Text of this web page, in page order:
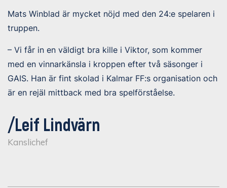
Mats Winblad är mycket nöjd med den 24:e spelaren i
truppen.
– Vi får in en väldigt bra kille i Viktor, som kommer
med en vinnarkänsla i kroppen efter två säsonger i
GAIS. Han är fint skolad i Kalmar FF:s organisation och
är en rejäl mittback med bra spelförståelse.
/Leif Lindvärn
Kanslichef